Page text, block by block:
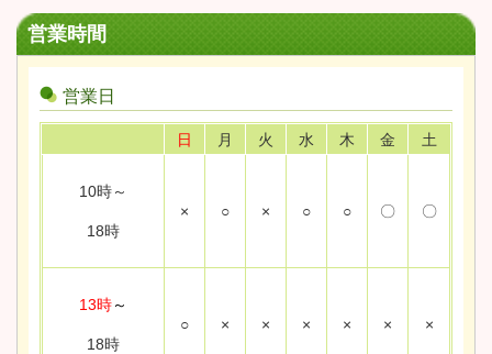
営業時間
営業日
日 月 火 水 木 金 土
10時～
18時
× ○ × ○ ○ 〇 〇
13時～
18時
○ × × × × × ×